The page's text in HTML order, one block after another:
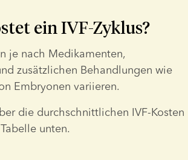
ein IVF-Zyklus?
je nach Medikamenten,
zusätzlichen Behandlungen wie
Embryonen variieren.
die durchschnittlichen IVF-Kosten
unten.